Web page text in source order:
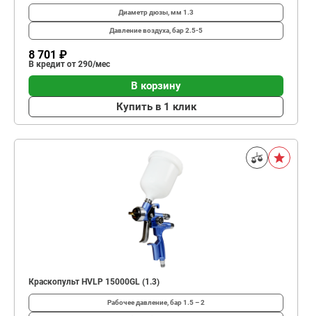
Диаметр дюзы, мм 1.3
Давление воздуха, бар2.5-5
8 701 ₽
В кредит от 290/мес
В корзину
Купить в 1 клик
Краскопульт HVLP 15000GL (1.3)
Рабочее давление, бар1.5 – 2